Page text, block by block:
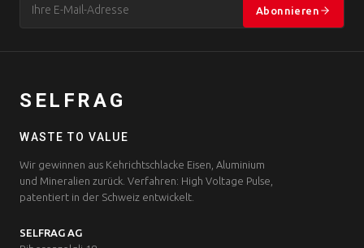
Abonnieren
SELFRAG
WASTE TO VALUE
Wir gewinnen aus Kehrichtschlacke Eisen, Aluminium
und Mineralien zurück. Verfahren: High Voltage Pulse,
patentiert in der Schweiz entwickelt.
SELFRAG AG